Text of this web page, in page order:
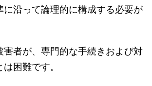
に沿って論理的に構成する必要が
害者が、専門的な手続きおよび対
困難です。